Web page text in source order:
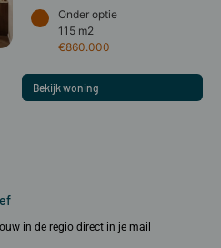
Onder optie
115 m2
€860.000
Bekijk woning
in de regio direct in je mail